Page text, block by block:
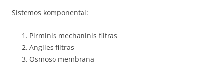
Sistemos komponentai:
Pirminis mechaninis filtras
Anglies filtras
Osmoso membrana